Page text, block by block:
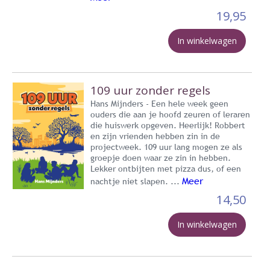
19,95
In winkelwagen
109 uur zonder regels
Hans Mijnders - Een hele week geen
ouders die aan je hoofd zeuren of leraren
die huiswerk opgeven. Heerlijk! Robbert
en zijn vrienden hebben zin in de
projectweek. 109 uur lang mogen ze als
groepje doen waar ze zin in hebben.
Lekker ontbijten met pizza dus, of een
nachtje niet slapen. ... Meer
14,50
In winkelwagen